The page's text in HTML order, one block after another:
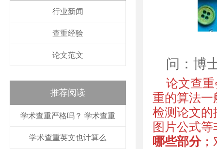
行业新闻
查重经验
论文范文
推荐阅读
学术查重严格吗？ 学术查重
学术查重英文也计算么
问：博
论文查
重的算法一
检测论文的
图片公式
哪些部分；